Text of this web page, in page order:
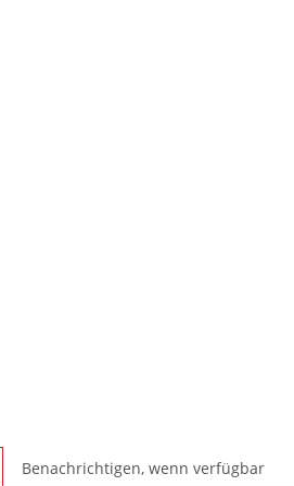
Benachrichtigen, wenn verfügbar